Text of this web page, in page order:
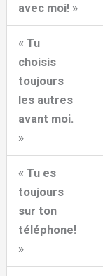
avec moi! »
« Tu
choisis
toujours
les autres
avant moi.
»
« Tu es
toujours
sur ton
téléphone!
»